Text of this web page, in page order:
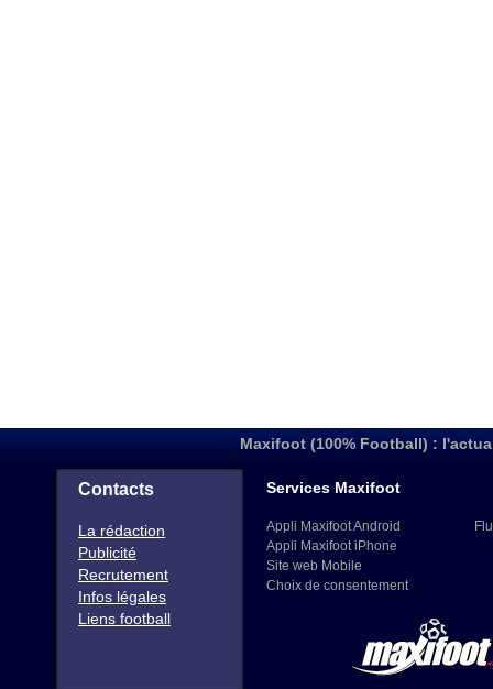
Maxifoot (100% Football) :
Contacts
La rédaction
Publicité
Recrutement
Infos légales
Liens football
Services Maxifoot
Appli Maxifoot Android
Appli Maxifoot iPhone
Site web Mobile
Choix de consentement